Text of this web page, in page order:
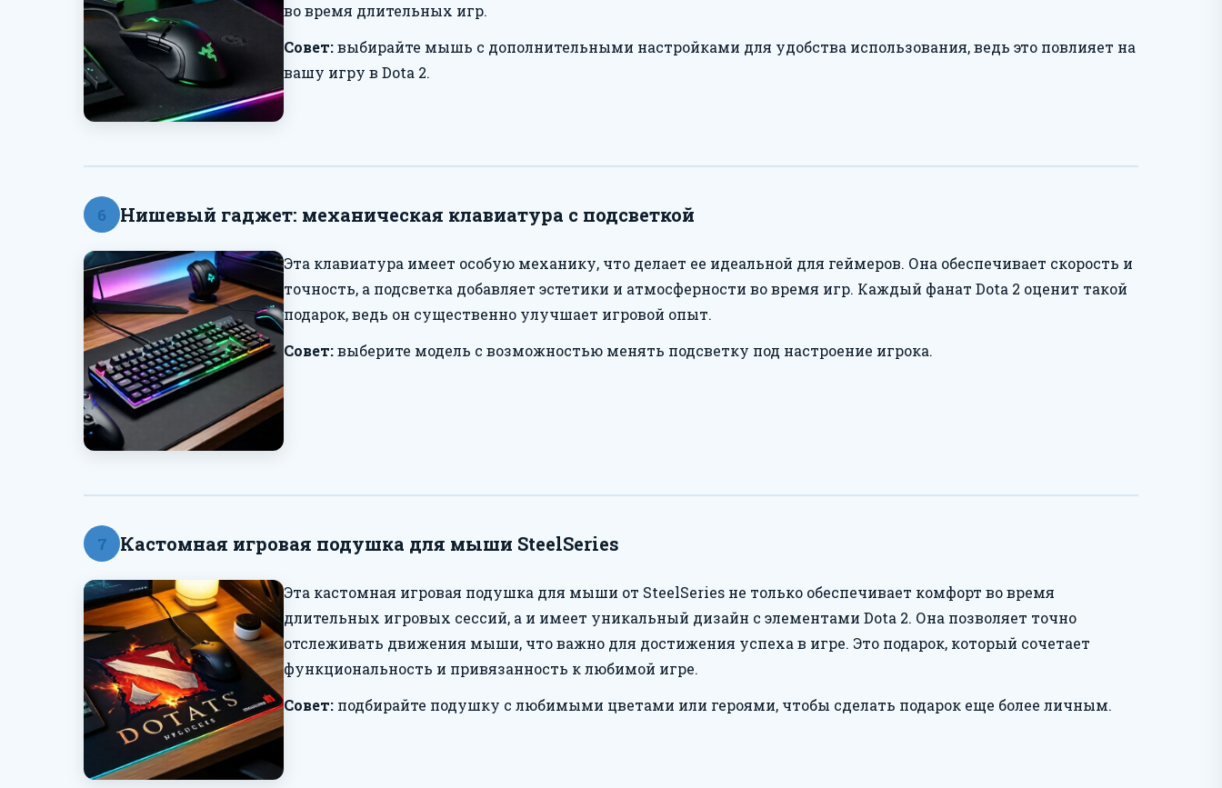
во время длительных игр.
Совет:выбирайте мышь с дополнительными настройками для удобства использования, ведь это повлияет на
вашу игру в Dota 2.
6 Нишевый гаджет: механическая клавиатура с подсветкой
Эта клавиатура имеет особую механику, что делает ее идеальной для геймеров. Она обеспечивает скорость и
точность, а подсветка добавляет эстетики и атмосферности во время игр. Каждый фанат Dota 2 оценит такой
подарок, ведь он существенно улучшает игровой опыт.
Совет:выберите модель с возможностью менять подсветку под настроение игрока.
7 Кастомная игровая подушка для мыши SteelSeries
Эта кастомная игровая подушка для мыши от SteelSeries не только обеспечивает комфорт во время
длительных игровых сессий, а и имеет уникальный дизайн с элементами Dota 2. Она позволяет точно
отслеживать движения мыши, что важно для достижения успеха в игре. Это подарок, который сочетает
функциональность и привязанность к любимой игре.
Совет: подбирайте подушку с любимыми цветами или героями, чтобы сделать подарок еще более личным.